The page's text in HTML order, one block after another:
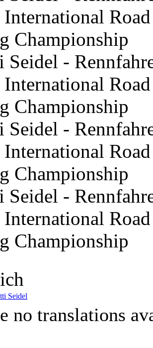
Seidel
no translations